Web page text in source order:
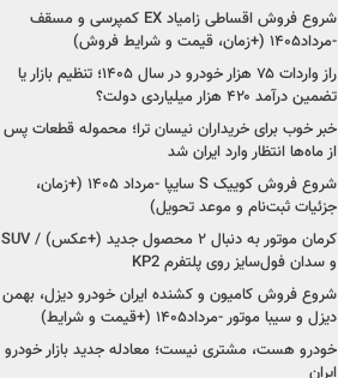
شروع فروش اقساطی زامیاد EX کمپرسی و مسقف
-مرداد۱۴۰۵ (+زمان، قیمت و شرایط فروش)
راز واردات ۷۵ هزار خودرو در سال ۱۴۰۵؛ تنظیم بازار یا
تضمین درآمد ۴۲۰ هزار میلیاردی دولت؟
خبر خوب برای خریداران نیسان ترا؛ محموله قطعات پس
از ماه‌ها انتظار وارد ایران شد
شروع فروش کوییک S سایپا -مرداد ۱۴۰۵ (+زمان،
جزئیات ثبت‌نام و موعد تحویل)
کرمان موتور به دنبال ۲ محصول جدید (+عکس) / SUV
و سدان فول‌سایز روی پلتفرم KP2
شروع فروش کامیون و کشنده ایران خودرو دیزل، بهمن
دیزل و سیبا موتور -مرداد۱۴۰۵ (+قیمت و شرایط)
خودرو هست، مشتری نیست؛ معادله جدید بازار خودرو
ایران